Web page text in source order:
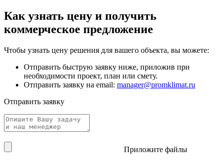
Как узнать цену и получить
коммерческое предложение
Чтобы узнать цену решения для вашего объекта, вы можете:
Отправить быструю заявку ниже, приложив при
необходимости проект, план или смету.
Отправить заявку на email: manager@promklimat.ru
Отправить заявку
Приложите файлы